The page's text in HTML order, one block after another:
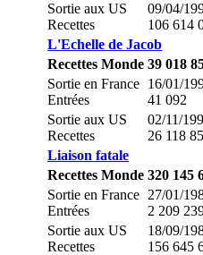
Sortie aux US
Recettes
09/04/
106 614
L'Echelle de Jacob
Recettes Monde 39 018
Sortie en France
Entrées
16/01/
41 092
Sortie aux US
Recettes
02/11/
26 118
Liaison fatale
Recettes Monde 320 145
Sortie en France
Entrées
27/01/
2 209
Sortie aux US
Recettes
18/09/
156 645